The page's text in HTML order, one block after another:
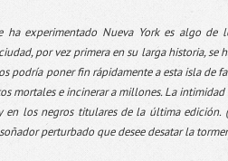
ha experimentado Nueva York es algo
por vez primera en su larga historia,
podría poner fin rápidamente a esta isla de
mortales e incinerar a millones. La
en los negros titulares de la última edición.
perturbado que desee desatar la